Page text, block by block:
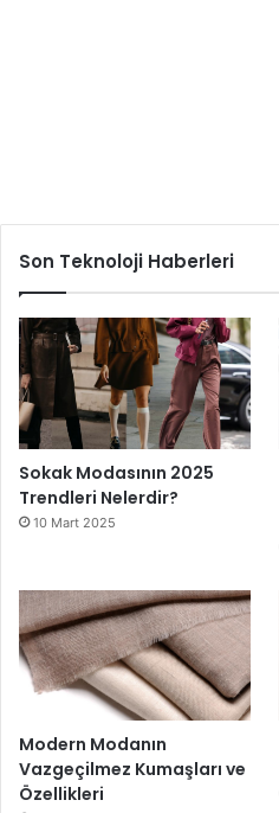
Son Teknoloji Haberleri
Sokak Modasının 2025
Trendleri Nelerdir?
10 Mart 2025
Modern Modanın
Vazgeçilmez Kumaşları ve
Özellikleri